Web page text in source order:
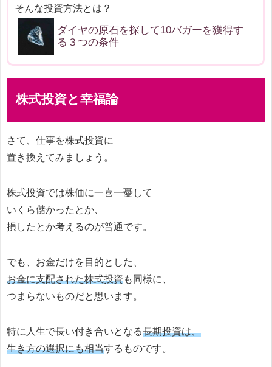
そんな投資方法とは？
ダイヤの原石を探して10バガーを獲得す
る３つの条件
株式投資と幸福論
さて、仕事を株式投資に
置き換えてみましょう。
株式投資では株価に一喜一憂して
いくら儲かったとか、
損したとか考えるのが普通です。
でも、お金だけを目的とした、
お金に支配された株式投資も同様に、
つまらないものだと思います。
特に人生で長い付き合いとなる長期投資は、
生き方の選択にも相当するものです。